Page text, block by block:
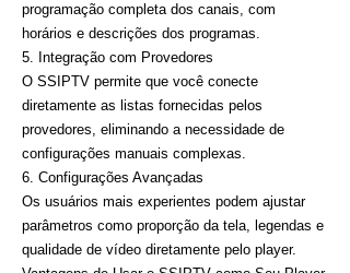
programação completa dos canais, com
horários e descrições dos programas.
5. Integração com Provedores
O SSIPTV permite que você conecte
diretamente as listas fornecidas pelos
provedores, eliminando a necessidade de
configurações manuais complexas.
6. Configurações Avançadas
Os usuários mais experientes podem ajustar
parâmetros como proporção da tela, legendas e
qualidade de vídeo diretamente pelo player.